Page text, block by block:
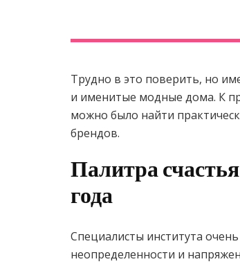
Трудно в это поверить, но
и именитые модные дома. К
можно было найти
брендов.
Палитра
года
Специалисты института
неопределенности и